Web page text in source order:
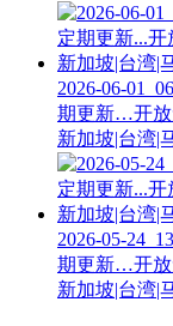
2026-06-
期更新…开放
新加坡|台湾|
2026-05-
期更新…开放
新加坡|台湾|